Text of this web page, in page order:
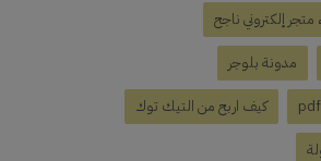
إلكتروني ناجح
مدونة بلوجر
كيف اربح من التيك توك